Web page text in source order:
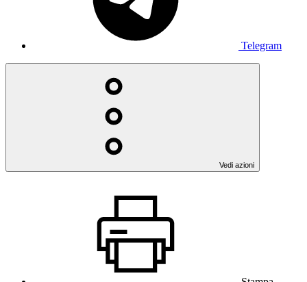
Telegram
Vedi azioni